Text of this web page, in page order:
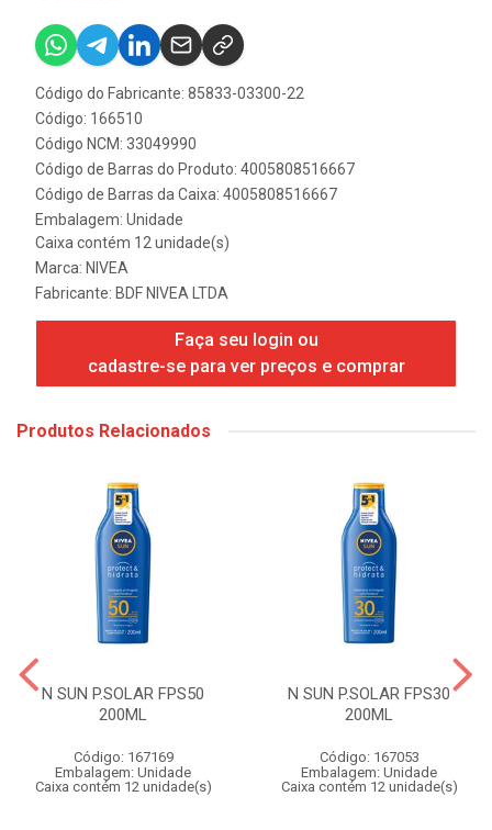
Código do Fabricante: 85833-03300-22
Código: 166510
Código NCM: 33049990
Código de Barras do Produto: 4005808516667
Código de Barras da Caixa: 4005808516667
Embalagem: Unidade
Caixa contém 12 unidade(s)
Marca: NIVEA
Fabricante: BDF NIVEA LTDA
Faça seu login ou
cadastre-se para ver preços e comprar
Produtos Relacionados
N SUN P.SOLAR FPS50
200ML
Código: 167169
Embalagem: Unidade
Caixa contém 12 unidade(s)
N SUN P.SOLAR FPS30
200ML
Código: 167053
Embalagem: Unidade
Caixa contém 12 unidade(s)